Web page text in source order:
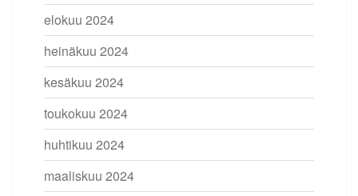
elokuu 2024
heinäkuu 2024
kesäkuu 2024
toukokuu 2024
huhtikuu 2024
maaliskuu 2024